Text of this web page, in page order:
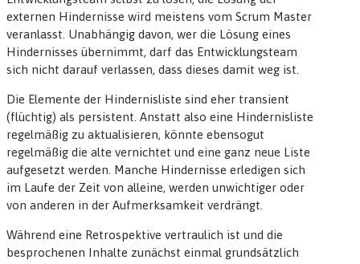
externen Hindernisse wird meistens vom Scrum Master
veranlasst. Unabhängig davon, wer die Lösung eines
Hindernisses übernimmt, darf das Entwicklungsteam
sich nicht darauf verlassen, dass dieses damit weg ist.
Die Elemente der Hindernisliste sind eher transient
(flüchtig) als persistent. Anstatt also eine Hindernisliste
regelmäßig zu aktualisieren, könnte ebensogut
regelmäßig die alte vernichtet und eine ganz neue Liste
aufgesetzt werden. Manche Hindernisse erledigen sich
im Laufe der Zeit von alleine, werden unwichtiger oder
von anderen in der Aufmerksamkeit verdrängt.
Während eine Retrospektive vertraulich ist und die
besprochenen Inhalte zunächst einmal grundsätzlich